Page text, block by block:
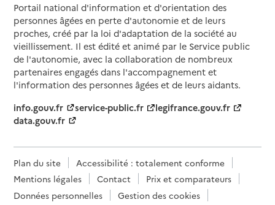
Portail national d'information et d'orientation des
personnes âgées en perte d'autonomie et de leurs
proches, créé par la loi d'adaptation de la société au
vieillissement. Il est édité et animé par le Service public
de l'autonomie, avec la collaboration de nombreux
partenaires engagés dans l'accompagnement et
l'information des personnes âgées et de leurs aidants.
info.gouv.fr
service-public.fr
legifrance.gouv.fr
data.gouv.fr
Plan du site
Accessibilité : totalement conforme
Mentions légales
Contact
Prix et comparateurs
Données personnelles
Gestion des cookies